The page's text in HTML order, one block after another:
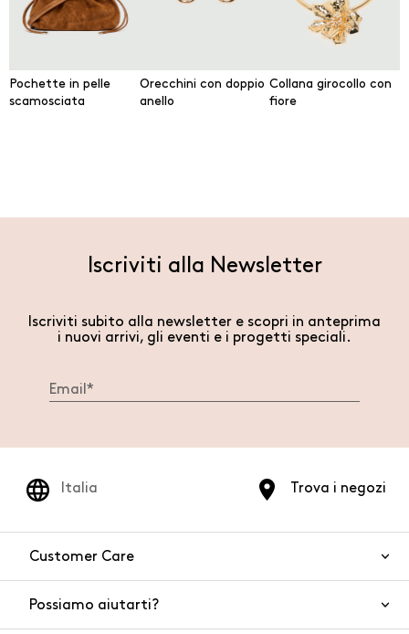
Pochette in pelle
scamosciata
Orecchini con doppio
anello
Collana girocollo con
fiore
Iscriviti alla Newsletter
Iscriviti subito alla newsletter e scopri in anteprima
i nuovi arrivi, gli eventi e i progetti speciali.
Trova i negozi
Italia
Customer Care
Possiamo aiutarti?